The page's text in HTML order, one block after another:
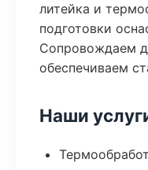
литейка и
подготовки
Сопровождаем
обеспечиваем
Наши